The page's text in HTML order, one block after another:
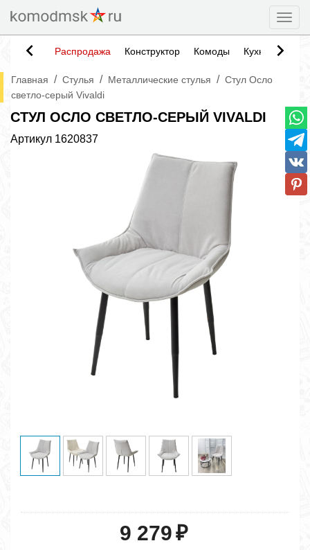
Распродажа Конструктор Комоды Кухни
Главная / Стулья / Металлические стулья / Стул Осло
светло-серый Vivaldi
СТУЛ ОСЛО СВЕТЛО-СЕРЫЙ VIVALDI
Артикул 1620837
9 279₽